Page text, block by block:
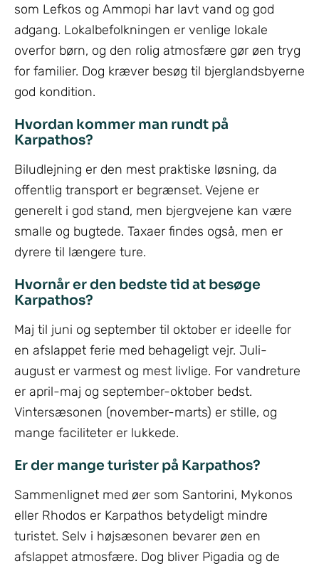
som Lefkos og Ammopi har lavt vand og god
adgang. Lokalbefolkningen er venlige lokale
overfor børn, og den rolig atmosfære gør øen tryg
for familier. Dog kræver besøg til bjerglandsbyerne
god kondition.
Hvordan kommer man rundt på
Karpathos?
Biludlejning er den mest praktiske løsning, da
offentlig transport er begrænset. Vejene er
generelt i god stand, men bjergvejene kan være
smalle og bugtede. Taxaer findes også, men er
dyrere til længere ture.
Hvornår er den bedste tid at besøge
Karpathos?
Maj til juni og september til oktober er ideelle for
en afslappet ferie med behageligt vejr. Juli-
august er varmest og mest livlige. For vandreture
er april-maj og september-oktober bedst.
Vintersæsonen (november-marts) er stille, og
mange faciliteter er lukkede.
Er der mange turister på Karpathos?
Sammenlignet med øer som Santorini, Mykonos
eller Rhodos er Karpathos betydeligt mindre
turistet. Selv i højsæsonen bevarer øen en
afslappet atmosfære. Dog bliver Pigadia og de